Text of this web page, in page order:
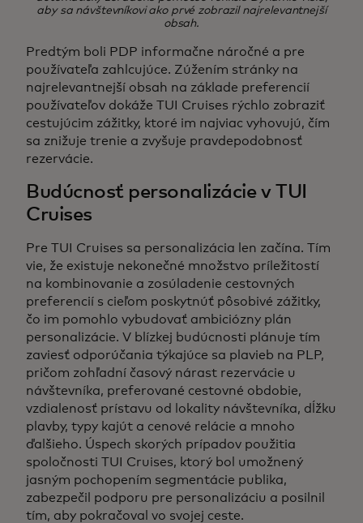
aby sa návštevníkovi ako prvé zobrazil najrelevantnejší
obsah.
Predtým boli PDP informačne náročné a pre
používateľa zahlcujúce. Zúžením stránky na
najrelevantnejší obsah na základe preferencií
používateľov dokáže TUI Cruises rýchlo zobraziť
cestujúcim zážitky, ktoré im najviac vyhovujú, čím
sa znižuje trenie a zvyšuje pravdepodobnosť
rezervácie.
Budúcnosť personalizácie v TUI
Cruises
Pre TUI Cruises sa personalizácia len začína. Tím
vie, že existuje nekonečné množstvo príležitostí
na kombinovanie a zosúladenie cestovných
preferencií s cieľom poskytnúť pôsobivé zážitky,
čo im pomohlo vybudovať ambiciózny plán
personalizácie. V blízkej budúcnosti plánuje tím
zaviesť odporúčania týkajúce sa plavieb na PLP,
pričom zohľadní časový nárast rezervácie u
návštevníka, preferované cestovné obdobie,
vzdialenosť prístavu od lokality návštevníka, dĺžku
plavby, typy kajút a cenové relácie a mnoho
ďalšieho. Úspech skorých prípadov použitia
spoločnosti TUI Cruises, ktorý bol umožnený
jasným pochopením segmentácie publika,
zabezpečil podporu pre personalizáciu a posilnil
tím, aby pokračoval vo svojej ceste.